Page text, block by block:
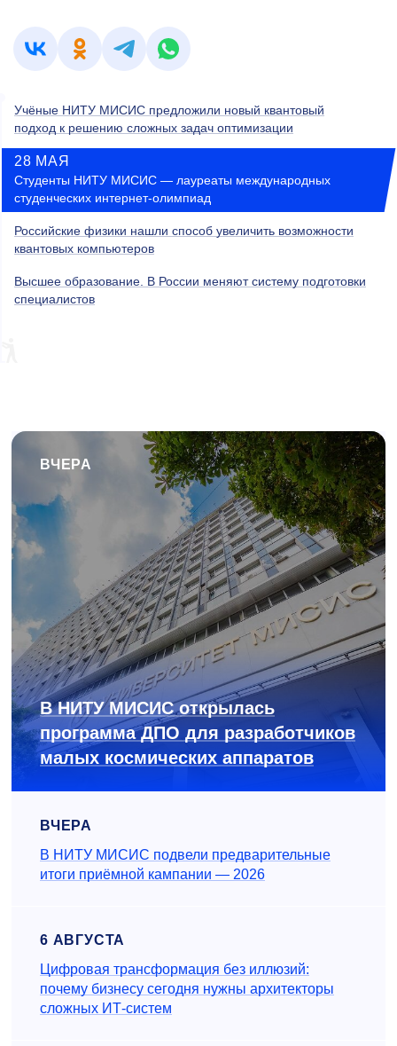
Учёные НИТУ МИСИС предложили новый квантовый
подход к решению сложных задач оптимизации
28 МАЯ
Студенты НИТУ МИСИС — лауреаты международных
студенческих интернет-олимпиад
Российские физики нашли способ увеличить возможности
квантовых компьютеров
Высшее образование. В России меняют систему подготовки
специалистов
ВЧЕРА
В НИТУ МИСИС открылась
программа ДПО для разработчиков
малых космических аппаратов
ВЧЕРА
В НИТУ МИСИС подвели предварительные
итоги приёмной кампании — 2026
6 АВГУСТА
Цифровая трансформация без иллюзий:
почему бизнесу сегодня нужны архитекторы
сложных ИТ-систем